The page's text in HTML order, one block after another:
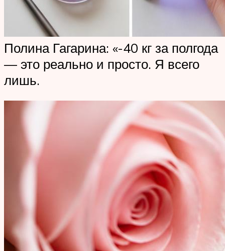
Полина Гагарина: «-40 кг за полгода
— это реально и просто. Я всего
лишь.